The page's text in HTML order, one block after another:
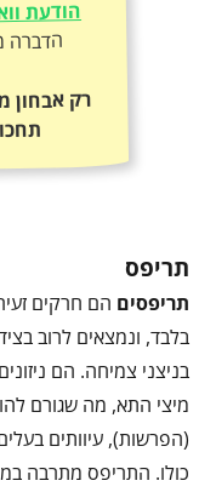
הודעת
הדברה
רק אבחון
תריפס
תריפסים
בלבד, ונמצאים לרוב
בניצני צמיחה. הם
מיצי התא, מה שגורם
(הפרשות), עיוותים
כולו. התריפס מתרבה